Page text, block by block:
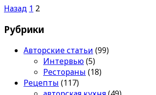
Назад 1 2
Рубрики
Авторские статьи (99)
Интервью(5)
Рестораны (18)
Рецепты (117)